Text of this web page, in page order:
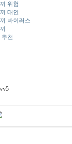
위험
대안
바이러스
추천